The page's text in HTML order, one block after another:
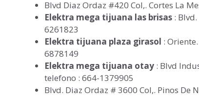
Blvd Diaz Ordaz #420 Col,. Cortes La
Elektra mega tijuana las brisas :
6261823
Elektra tijuana plaza girasol :
6878149
Elektra mega tijuana otay : Blvd
telefono : 664-1379905
Blvd. Diaz Ordaz # 3600 Col,. Pinos